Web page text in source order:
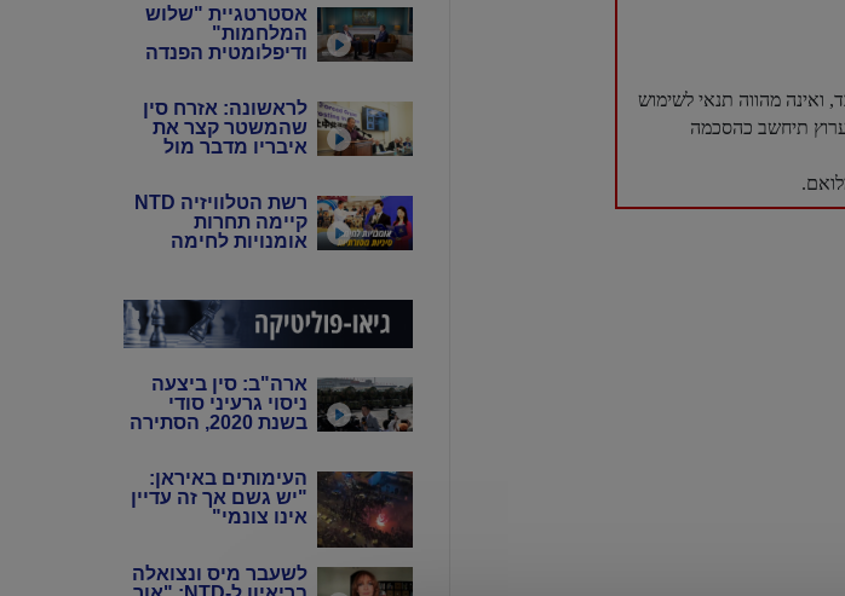
באיראן
אסטרטגיית "שלוש
המלחמות"
ודיפלומטית הפנדה
לראשונה: אזרח סין
שהמשטר קצר את
איבריו מדבר מול
רשת הטלוויזיה NTD
קיימה תחרות
אומנויות לחימה
ארה"ב: סין ביצעה
ניסוי גרעיני סודי
בשנת 2020, הסתירה
מערכות הניטור
העימותים באיראן:
"יש גשם אך זה עדיין
אינו צונמי"
לשעבר מיס ונצואלה
תיחשב כהסכמה